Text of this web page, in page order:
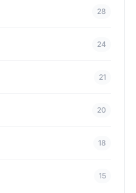
28
24
21
20
18
15